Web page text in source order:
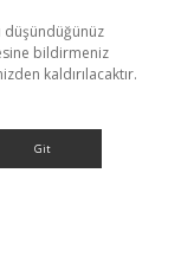
düşündüğünüz
bildirmeniz
kaldırılacaktır.